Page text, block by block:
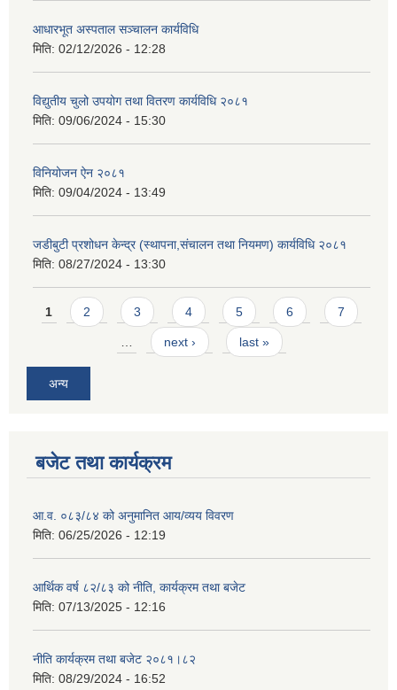
आधारभूत अस्पताल सञ्चालन कार्यविधि
मिति: 02/12/2026 - 12:28
विद्युतीय चुलो उपयोग तथा वितरण कार्यविधि २०८१
मिति: 09/06/2024 - 15:30
विनियोजन ऐन २०८१
मिति: 09/04/2024 - 13:49
जडीबुटी प्रशोधन केन्द्र (स्थापना,संचालन तथा नियमण) कार्यविधि २०८१
मिति: 08/27/2024 - 13:30
Pages
1 2 3 4 5 6 7
… next › last »
अन्य
बजेट तथा कार्यक्रम
आ.व. ०८३/८४ को अनुमानित आय/व्यय विवरण
मिति: 06/25/2026 - 12:19
आर्थिक वर्ष ८२/८३ को नीति, कार्यक्रम तथा बजेट
मिति: 07/13/2025 - 12:16
नीति कार्यक्रम तथा बजेट २०८१।८२
मिति: 08/29/2024 - 16:52